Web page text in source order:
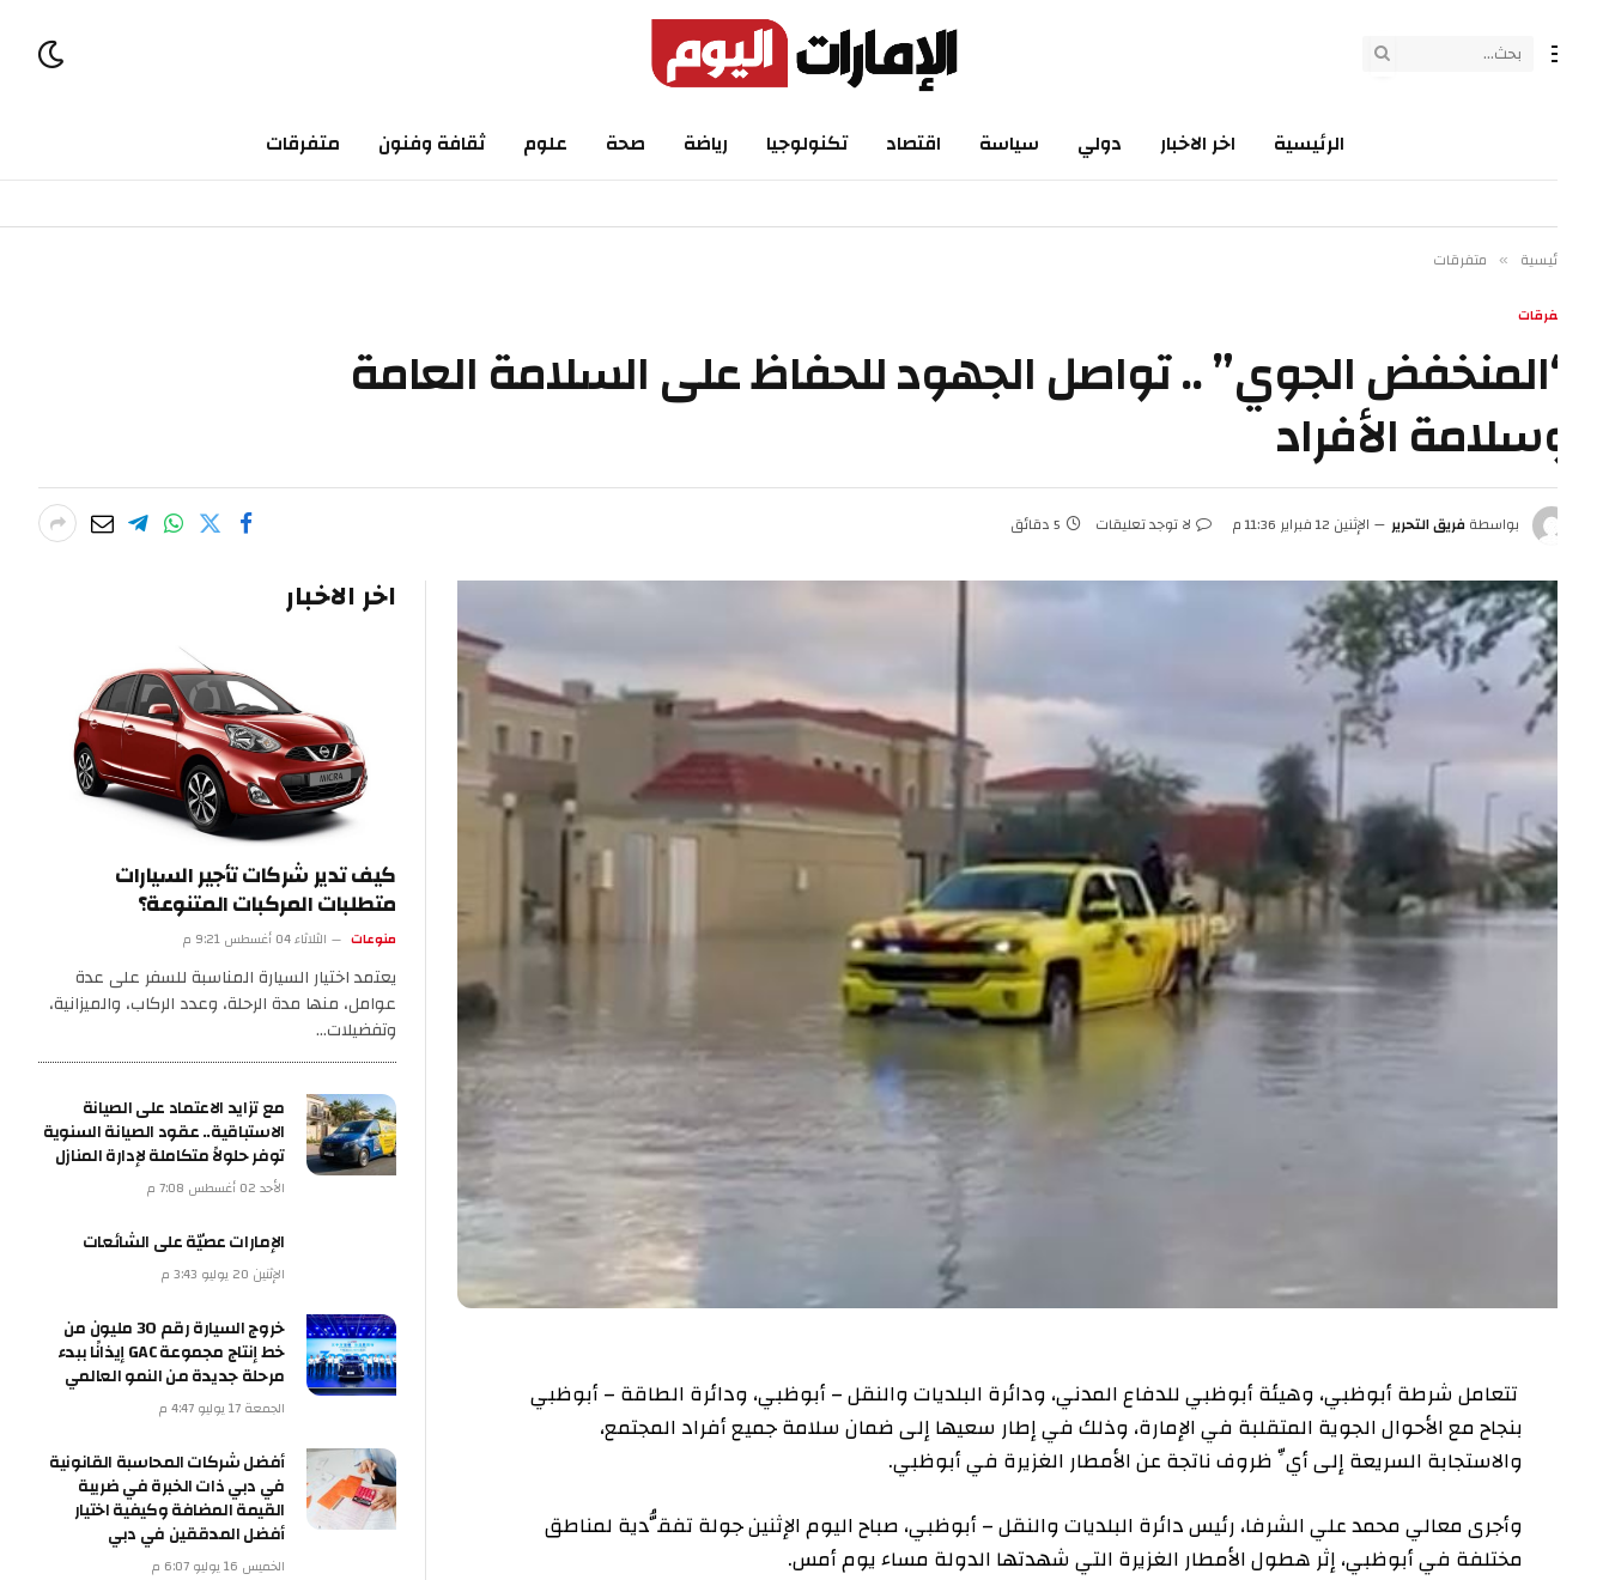
الرئيسية اخر الاخبار دولي سياسة اقتصاد تكنولوجيا رياضة صحة علوم ثقافة وفنون متفرقات
» متفرقات
الجوي” .. تواصل الجهود للحفاظ على السلامة العامة
الأفراد
بواسطة فريق التحرير الإثنين 12 فبراير 11:36 م لا توجد تعليقات 5 دقائق
تتعامل شرطة أبوظبي، وهيئة أبوظبي للدفاع المدني، ودائرة البلديات والنقل – أبوظبي، ودائرة الطاقة – أبوظبي
بنجاح مع الأحوال الجوية المتقلبة في الإمارة، وذلك في إطار سعيها إلى ضمان سلامة جميع أفراد المجتمع،
والاستجابة السريعة إلى أيِّ ظروف ناتجة عن الأمطار الغزيرة في أبوظبي.
وأجرى معالي محمد علي الشرفا، رئيس دائرة البلديات والنقل – أبوظبي، صباح اليوم الإثنين جولة تفقُّدية لمناطق
مختلفة في أبوظبي، إثر هطول الأمطار الغزيرة التي شهدتها الدولة مساء يوم أمس.
اخر الاخبار
كيف تدير شركات تأجير السيارات
متطلبات المركبات المتنوعة؟
الثلاثاء 04 أغسطس 9:21 م
يعتمد اختيار السيارة المناسبة للسفر على عدة
عوامل، منها مدة الرحلة، وعدد الركاب، والميزانية،
وتفضيلات…
مع تزايد الاعتماد على الصيانة
الاستباقية.. عقود الصيانة السنوية
توفر حلولاً متكاملة لإدارة المنازل
الإمارات عصيّة على الشائعات
خروج السيارة رقم 30 مليون من
خط إنتاج مجموعة GAC إيذانًا ببدء
مرحلة جديدة من النمو العالمي
أفضل شركات المحاسبة القانونية
في دبي ذات الخبرة في ضريبة
القيمة المضافة وكيفية اختيار
أفضل المدققين في دبي